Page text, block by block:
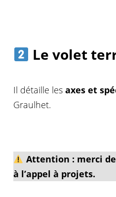
Le volet
Il détaille les axes et
Graulhet.
Attention : merci
à l’appel à projets.